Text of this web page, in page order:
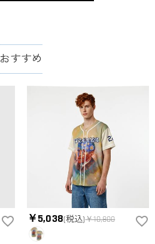
おすすめ
￥5,038(税込)￥10,800